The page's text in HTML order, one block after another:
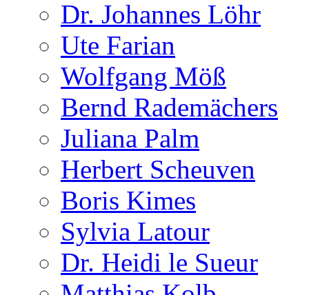
Dr. Johannes Löhr
Ute Farian
Wolfgang Möß
Bernd Rademächers
Juliana Palm
Herbert Scheuven
Boris Kimes
Sylvia Latour
Dr. Heidi le Sueur